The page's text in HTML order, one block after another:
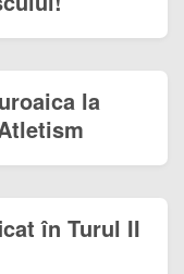
la
în Turul II